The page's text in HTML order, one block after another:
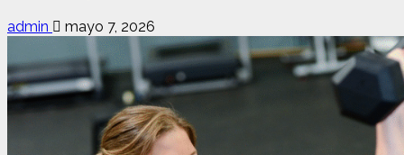
admin mayo 7, 2026